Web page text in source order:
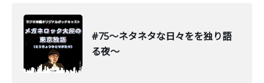
#75〜ネタネタな日々をを独り語
る夜〜